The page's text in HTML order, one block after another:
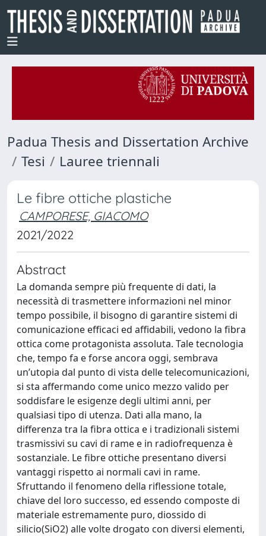
Padua Thesis and Dissertation Archive
Tesi
Lauree triennali
Le fibre ottiche plastiche
CAMPORESE, GIACOMO
2021/2022
Abstract
La domanda sempre più frequente di dati, la
necessità di trasmettere informazioni nel minor
tempo possibile, il bisogno di garantire sistemi di
comunicazione efficaci ed affidabili, vedono la fibra
ottica come protagonista assoluta. Tale tecnologia
che, tempo fa e forse ancora oggi, sembrava
un’utopia dal punto di vista delle telecomunicazioni,
si sta affermando come unico mezzo valido per
soddisfare le esigenze degli ultimi anni, per
qualsiasi tipo di utenza. Dati alla mano, la
differenza tra la fibra ottica e i tradizionali sistemi
trasmissivi su cavi di rame e in radiofrequenza è
sostanziale. Le fibre ottiche presentano diversi
vantaggi rispetto ai normali cavi in rame.
Sfruttando il fenomeno della riflessione totale,
chiave del loro successo, ed essendo composte di
materiale estremamente puro, diossido di
silicio(SiO2) alle volte drogato con diversi elementi,